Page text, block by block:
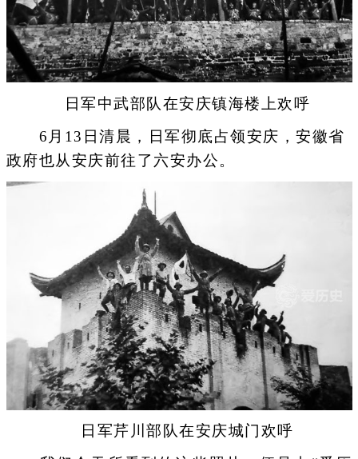
日军中武部队在安庆镇海楼上欢呼
6月13日清晨，日军彻底占领安庆，安徽省
政府也从安庆前往了六安办公。
日军芹川部队在安庆城门欢呼